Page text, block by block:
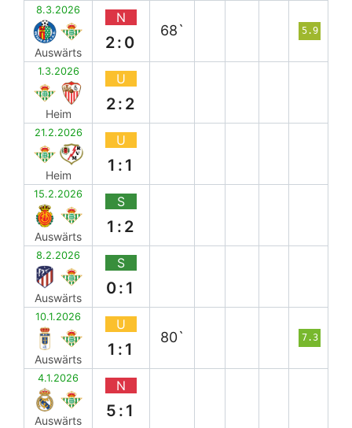
8.3.2026
Auswärts
N
2:0
68` 5.9
1.3.2026
Heim
U
2:2
21.2.2026
Heim
U
1:1
15.2.2026
Auswärts
S
1:2
8.2.2026
Auswärts
S
0:1
10.1.2026
Auswärts
U
1:1
80` 7.3
4.1.2026
Auswärts
N
5:1